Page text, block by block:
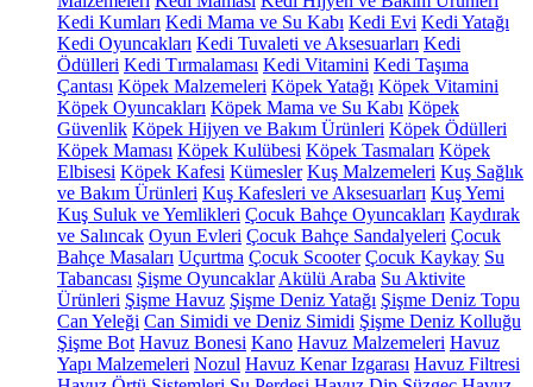
Kedi Kumları Kedi Mama ve Su Kabı Kedi Evi Kedi Yatağı
Kedi Oyuncakları Kedi Tuvaleti ve Aksesuarları Kedi
Ödülleri Kedi Tırmalaması Kedi Vitamini Kedi Taşıma
Çantası Köpek Malzemeleri Köpek Yatağı Köpek Vitamini
Köpek Oyuncakları Köpek Mama ve Su Kabı Köpek
Güvenlik Köpek Hijyen ve Bakım Ürünleri Köpek Ödülleri
Köpek Maması Köpek Kulübesi Köpek Tasmaları Köpek
Elbisesi Köpek Kafesi Kümesler Kuş Malzemeleri Kuş Sağlık
ve Bakım Ürünleri Kuş Kafesleri ve Aksesuarları Kuş Yemi
Kuş Suluk ve Yemlikleri Çocuk Bahçe Oyuncakları Kaydırak
ve Salıncak Oyun Evleri Çocuk Bahçe Sandalyeleri Çocuk
Bahçe Masaları Uçurtma Çocuk Scooter Çocuk Kaykay Su
Tabancası Şişme Oyuncaklar Akülü Araba Su Aktivite
Ürünleri Şişme Havuz Şişme Deniz Yatağı Şişme Deniz Topu
Can Yeleği Can Simidi ve Deniz Simidi Şişme Deniz Kolluğu
Şişme Bot Havuz Bonesi Kano Havuz Malzemeleri Havuz
Yapı Malzemeleri Nozul Havuz Kenar Izgarası Havuz Filtresi